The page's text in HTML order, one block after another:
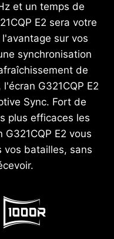
et un temps de
E2 sera votre
sur vos
synchronisation
de
G321CQP E2
Sync. Fort de
plus efficaces les
E2 vous
vos batailles, sans